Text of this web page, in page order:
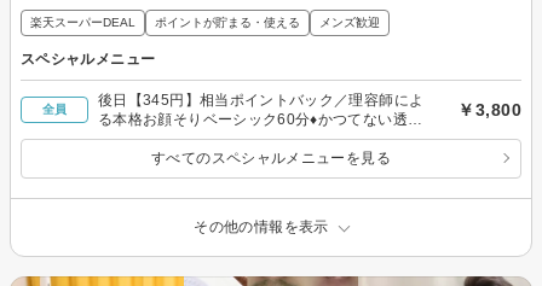
楽天スーパーDEAL ポイントが貯まる・使える メンズ歓迎
スペシャルメニュー
全員
後日【345円】相当ポイントバック／理容師によ
る本格お顔そりベーシック60分♦︎かつてない透明
感ー白雪のような美しい素肌へ
￥3,800
すべてのスペシャルメニューを見る
その他の情報を表示